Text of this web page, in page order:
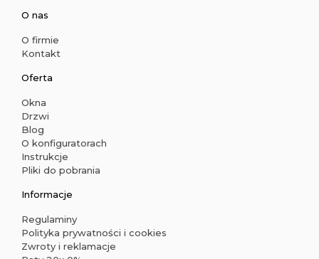
O nas
O firmie
Kontakt
Oferta
Okna
Drzwi
Blog
O konfiguratorach
Instrukcje
Pliki do pobrania
Informacje
Regulaminy
Polityka prywatności i cookies
Zwroty i reklamacje